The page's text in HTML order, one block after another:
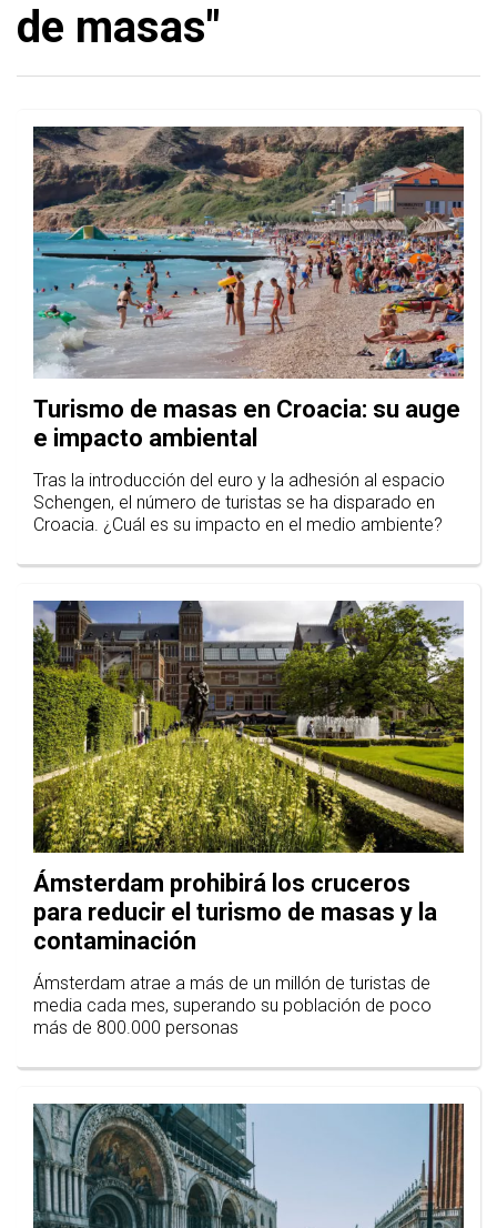
de masas"
Turismo de masas en Croacia: su auge
e impacto ambiental
Tras la introducción del euro y la adhesión al espacio
Schengen, el número de turistas se ha disparado en
Croacia. ¿Cuál es su impacto en el medio ambiente?
Ámsterdam prohibirá los cruceros
para reducir el turismo de masas y la
contaminación
Ámsterdam atrae a más de un millón de turistas de
media cada mes, superando su población de poco
más de 800.000 personas